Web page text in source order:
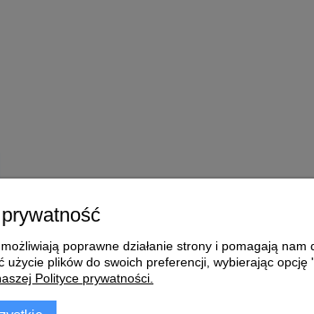
Moje konto Płatności i
poprawne działanie strony i pomagają
plików do swoich preferencji, wybierając opcję
Polityce prywatności.